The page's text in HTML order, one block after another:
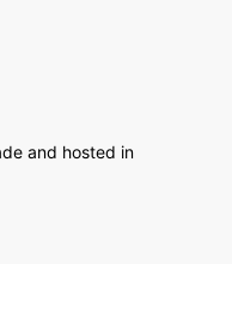
and hosted in